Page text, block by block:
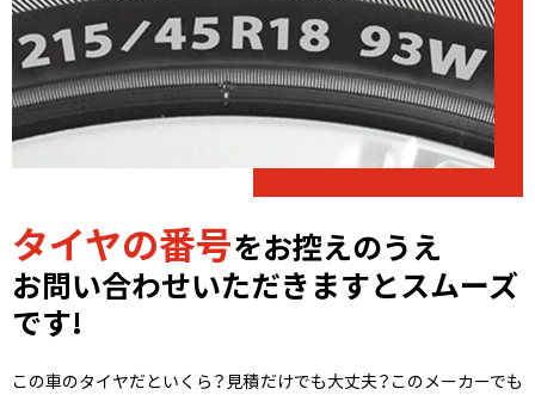
タイヤの番号をお控えのうえ
お問い合わせいただきますとスムーズ
です!
この車のタイヤだといくら？見積だけでも大丈夫？このメーカーでも